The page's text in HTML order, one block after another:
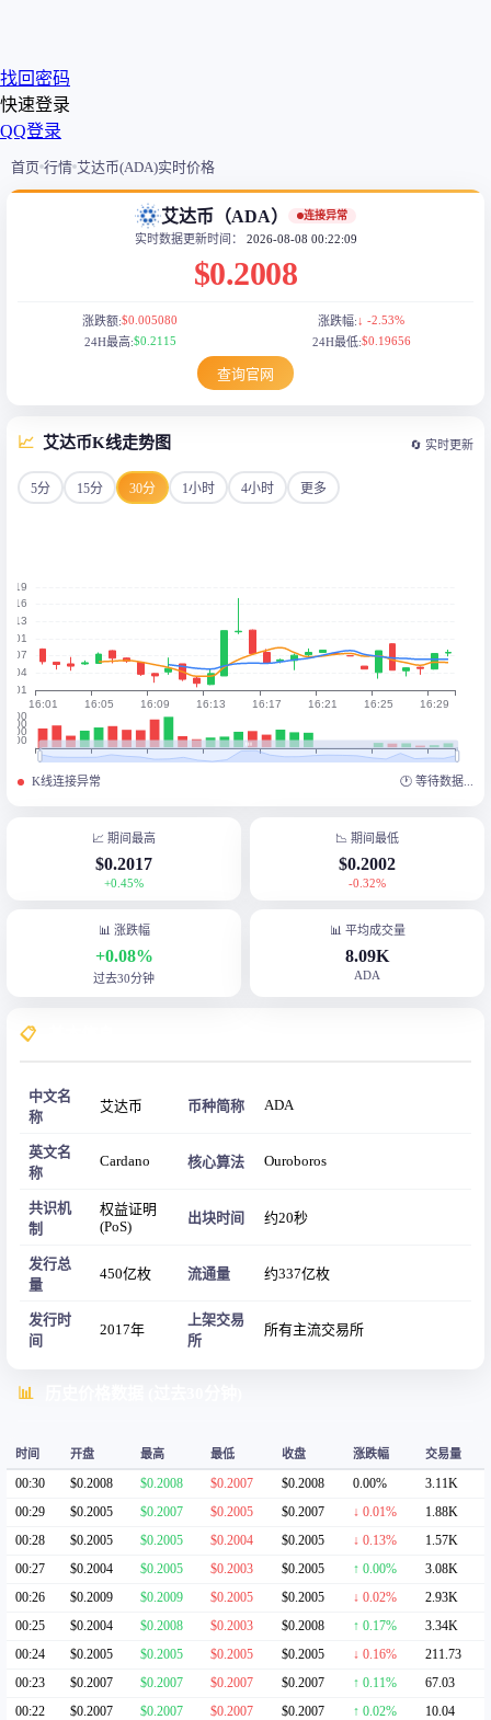
找回密码
快速登录
QQ登录
首页 行情 艾达币(ADA)实时价格
艾达币（ADA） 连接异常
实时数据更新时间： 2026-08-08 00:22:09
$0.2008
涨跌额:$0.005080 涨跌幅: ↓ -2.53%
24H最高:$0.2115 24H最低:$0.19656
查询官网
📈 艾达币K线走势图 🔄 实时更新
5分 15分 30分 1小时 4小时 更多
K线连接异常 🕐 等待数据...
📈 期间最高
$0.2017
+0.45%
📉 期间最低
$0.2002
-0.32%
📊 涨跌幅
+0.08%
过去30分钟
📊 平均成交量
8.09K
ADA
📋
中文名
称
艾达币 币种简称 ADA
英文名
称
Cardano 核心算法 Ouroboros
共识机
制
权益证明
(PoS)
出块时间 约20秒
发行总
量
450亿枚 流通量 约337亿枚
发行时
间
2017年
上架交易
所
所有主流交易所
📊
时间 开盘 最高 最低 收盘 涨跌幅 交易量
00:30 $0.2008 $0.2008 $0.2007 $0.2008 0.00%
3.11K
00:29
$0.2005 $0.2007 $0.2005 $0.2007 ↓ 0.01%
1.88K
00:28
$0.2005 $0.2005 $0.2004 $0.2005 ↓ 0.13%
1.57K
00:27
$0.2004 $0.2005 $0.2003 $0.2005 ↑ 0.00%
3.08K
00:26
$0.2009 $0.2009 $0.2005 $0.2005 ↓ 0.02%
2.93K
00:25
$0.2004 $0.2008 $0.2003 $0.2008 ↑ 0.17%
3.34K
00:24
$0.2005 $0.2005 $0.2005 $0.2005 ↓ 0.16%
211.73
00:23
$0.2007 $0.2007 $0.2007 $0.2007 ↑ 0.11%
67.03
00:22
$0.2007 $0.2007 $0.2007 $0.2007 ↑ 0.02%
10.04